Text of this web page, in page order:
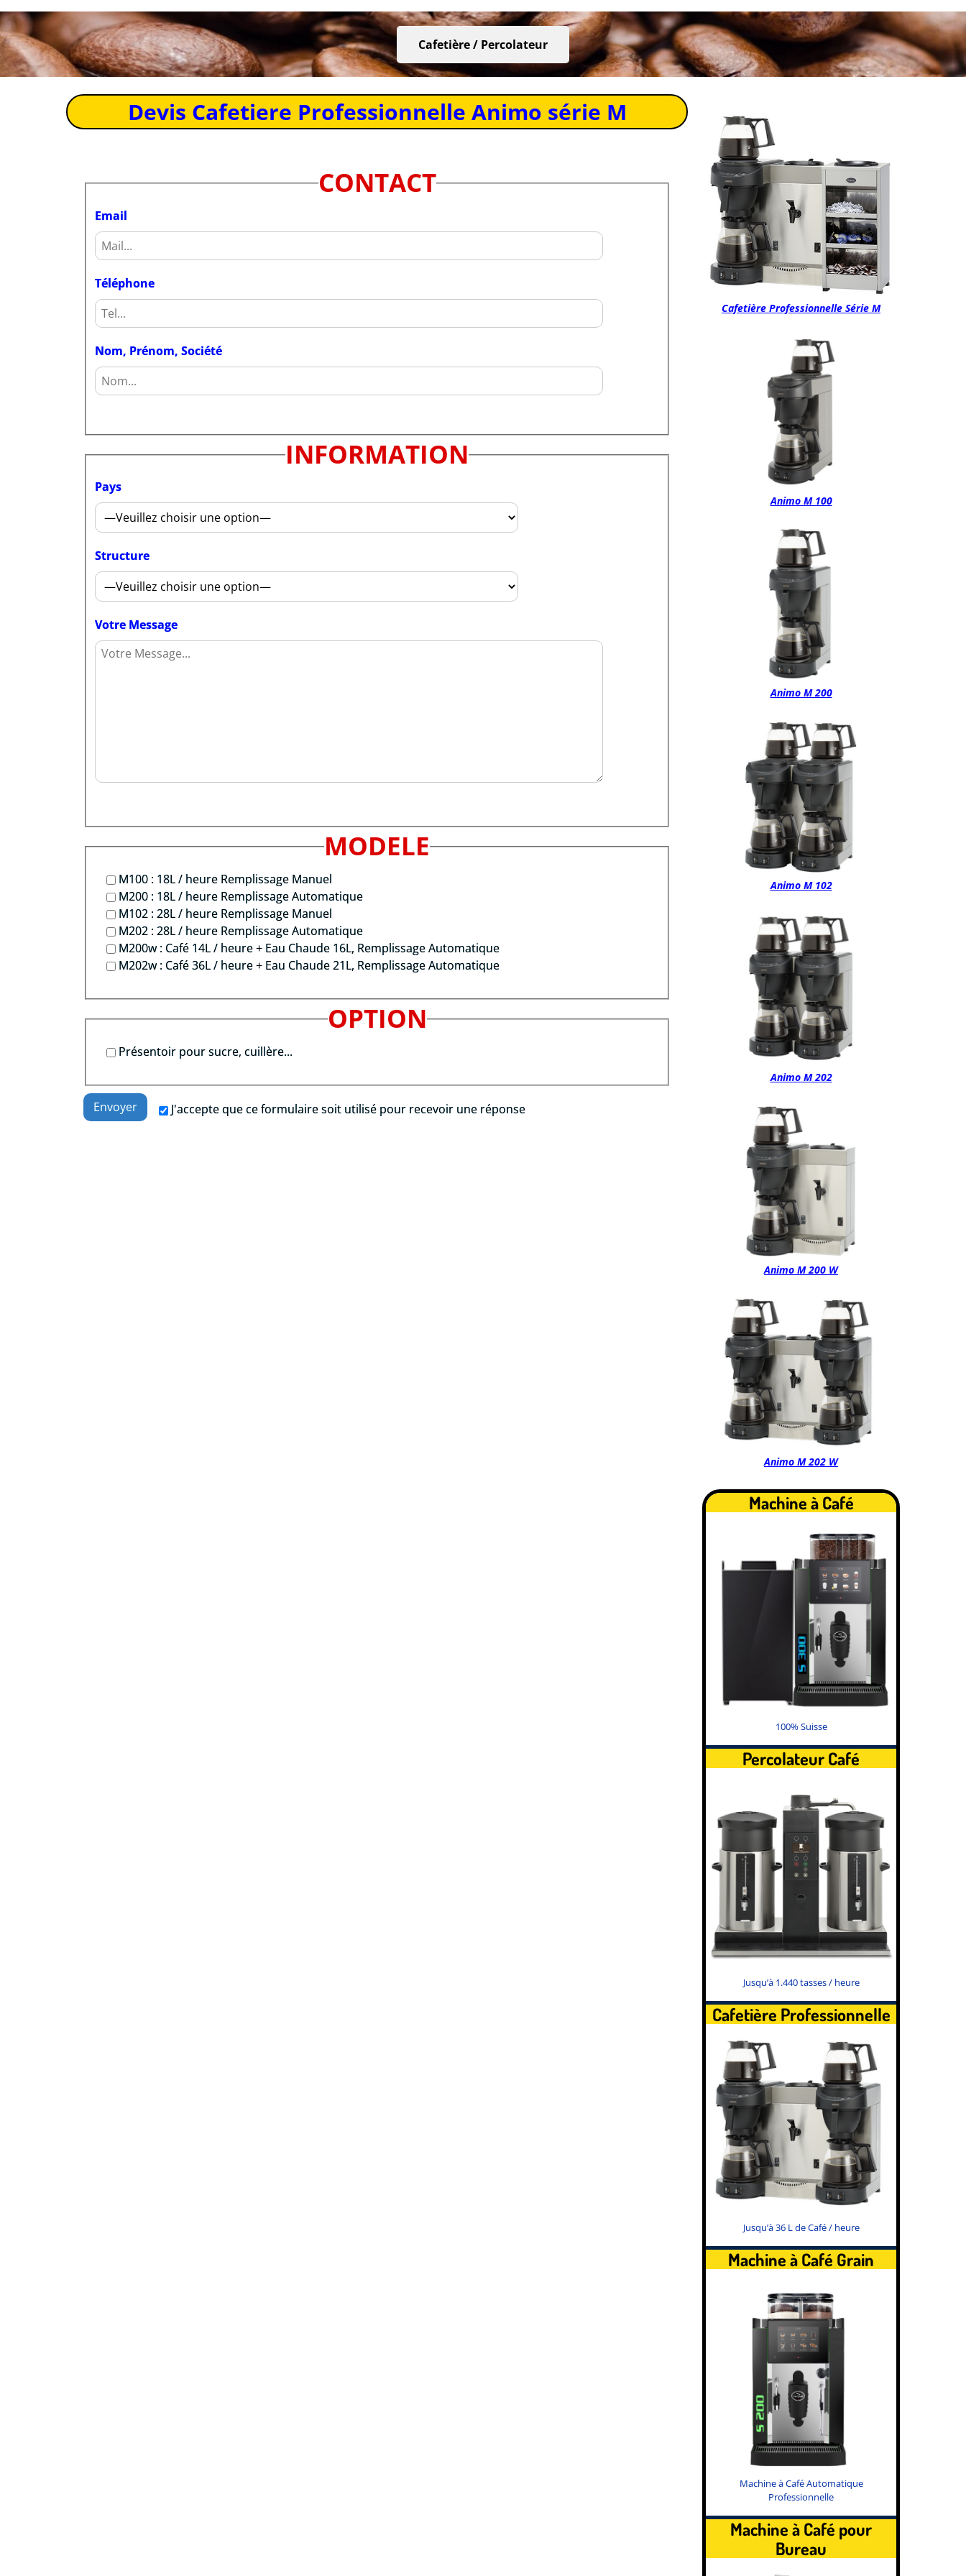
Cafetière / Percolateur
Devis Cafetiere Professionnelle Animo série M
CONTACT
Email
Téléphone
Nom, Prénom, Société
INFORMATION
Pays
Structure
Votre Message
MODELE
M100 : 18L / heure Remplissage Manuel
M200 : 18L / heure Remplissage Automatique
M102 : 28L / heure Remplissage Manuel
M202 : 28L / heure Remplissage Automatique
M200w : Café 14L / heure + Eau Chaude 16L, Remplissage Automatique
M202w : Café 36L / heure + Eau Chaude 21L, Remplissage Automatique
OPTION
Présentoir pour sucre, cuillère...
J'accepte que ce formulaire soit utilisé pour recevoir une réponse
Cafetière Professionnelle Série M
Animo M 100
Animo M 200
Animo M 102
Animo M 202
Animo M 200 W
Animo M 202 W
Machine à Café
100% Suisse
Percolateur Café
Jusqu’à 1.440 tasses / heure
Cafetière Professionnelle
Jusqu’à 36 L de Café / heure
Machine à Café Grain
Machine à Café Automatique
Professionnelle
Machine à Café pour
Bureau